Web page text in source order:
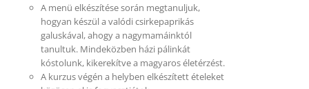
A menü elkészítése során megtanuljuk,
hogyan készül a valódi csirkepaprikás
galuskával, ahogy a nagymamáinktól
tanultuk. Mindeközben házi pálinkát
kóstolunk, kikerekítve a magyaros életérzést.
A kurzus végén a helyben elkészített ételeket